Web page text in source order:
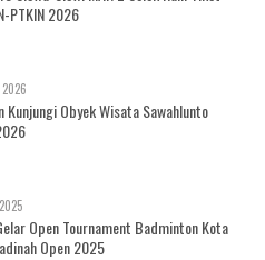
PTKIN 2026
Kunjungi Obyek Wisata Sawahlunto
Open Tournament Badminton Kota
Open 2025